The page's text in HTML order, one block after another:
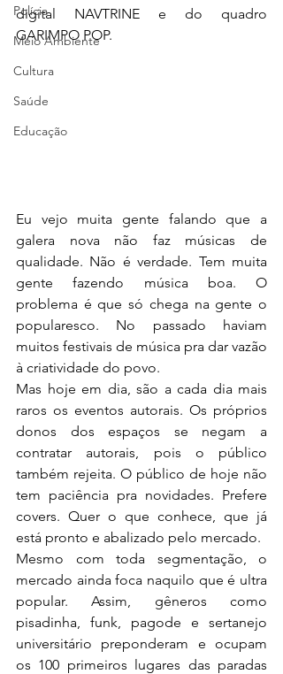
Polícia
Meio Ambiente
Cultura
Saúde
Educação
digital NAVTRINE e do quadro
GARIMPO POP.
Eu vejo muita gente falando que a
galera nova não faz músicas de
qualidade. Não é verdade. Tem muita
gente fazendo música boa. O
problema é que só chega na gente o
popularesco. No passado haviam
muitos festivais de música pra dar vazão
à criatividade do povo.
Mas hoje em dia, são a cada dia mais
raros os eventos autorais. Os próprios
donos dos espaços se negam a
contratar autorais, pois o público
também rejeita. O público de hoje não
tem paciência pra novidades. Prefere
covers. Quer o que conhece, que já
está pronto e abalizado pelo mercado.
Mesmo com toda segmentação, o
mercado ainda foca naquilo que é ultra
popular. Assim, gêneros como
pisadinha, funk, pagode e sertanejo
universitário preponderam e ocupam
os 100 primeiros lugares das paradas